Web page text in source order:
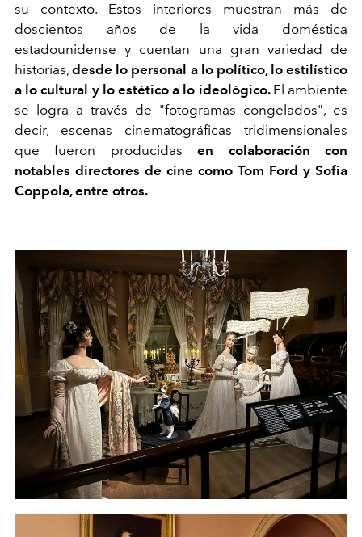
su contexto. Estos interiores muestran más de
doscientos años de la vida doméstica
estadounidense y cuentan una gran variedad de
historias,desde lo personal a lo político, lo estilístico
a lo cultural y lo estético a lo ideológico. El ambiente
se logra a través de "fotogramas congelados", es
decir, escenas cinematográficas tridimensionales
que fueron producidasen colaboración con
notables directores de cine como Tom Ford y Sofia
Coppola, entre otros.